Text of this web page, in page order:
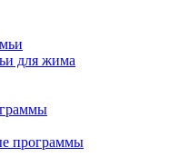
для жима
программы